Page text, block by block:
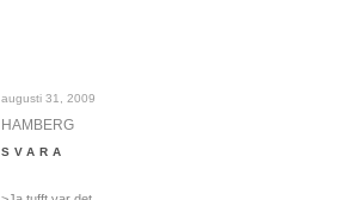
augusti 31, 2009
HAMBERG
SVARA